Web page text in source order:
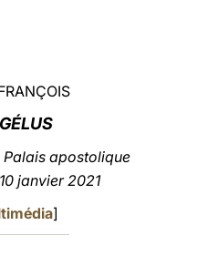
apostolique
janvier 2021
]